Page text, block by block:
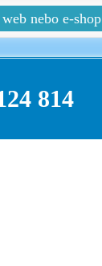
nebo e-shop
814